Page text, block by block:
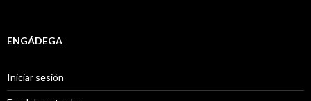
ENGÁDEGA
Iniciar sesión